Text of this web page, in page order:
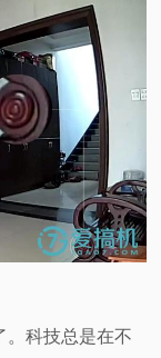
。科技总是在不